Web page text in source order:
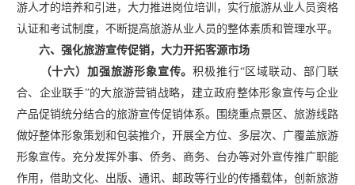
游人才的培养和引进，大力推进岗位培训，实行旅游从业人员资格
认证和考试制度，不断提高旅游从业人员的整体素质和管理水平。
六、强化旅游宣传促销，大力开拓客源市场
（十六）加强旅游形象宣传。积极推行“区域联动、部门联
合、企业联手”的大旅游营销战略，建立政府整体形象宣传与企业
产品促销统分结合的旅游宣传促销体系。围绕重点景区、旅游线路
做好整体形象策划和包装推介，开展全方位、多层次、广覆盖旅游
形象宣传。充分发挥外事、侨务、商务、台办等对外宣传推广职能
作用，借助文化、出版、通讯、邮政等行业的传播载体，创新旅游